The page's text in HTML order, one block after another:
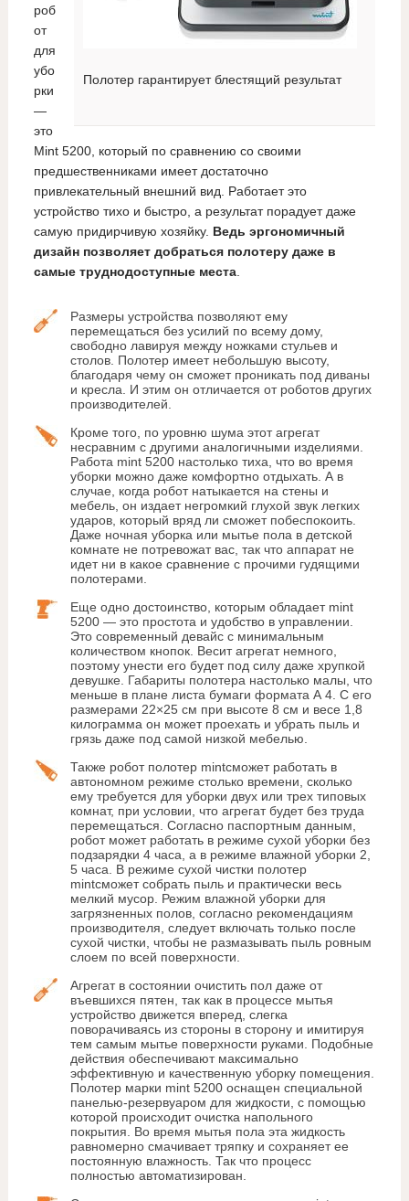
Полотер гарантирует блестящий результат
роб
от
для
убо
рки
—
это
Mint 5200, который по сравнению со своими
предшественниками имеет достаточно
привлекательный внешний вид. Работает это
устройство тихо и быстро, а результат порадует даже
самую придирчивую хозяйку. Ведь эргономичный
дизайн позволяет добраться полотеру даже в
самые труднодоступные места.
Размеры устройства позволяют ему
перемещаться без усилий по всему дому,
свободно лавируя между ножками стульев и
столов. Полотер имеет небольшую высоту,
благодаря чему он сможет проникать под диваны
и кресла. И этим он отличается от роботов других
производителей.
Кроме того, по уровню шума этот агрегат
несравним с другими аналогичными изделиями.
Работа mint 5200 настолько тиха, что во время
уборки можно даже комфортно отдыхать. А в
случае, когда робот натыкается на стены и
мебель, он издает негромкий глухой звук легких
ударов, который вряд ли сможет побеспокоить.
Даже ночная уборка или мытье пола в детской
комнате не потревожат вас, так что аппарат не
идет ни в какое сравнение с прочими гудящими
полотерами.
Еще одно достоинство, которым обладает mint
5200 — это простота и удобство в управлении.
Это современный девайс с минимальным
количеством кнопок. Весит агрегат немного,
поэтому унести его будет под силу даже хрупкой
девушке. Габариты полотера настолько малы, что
меньше в плане листа бумаги формата А 4. С его
размерами 22×25 см при высоте 8 см и весе 1,8
килограмма он может проехать и убрать пыль и
грязь даже под самой низкой мебелью.
Также робот полотер mintсможет работать в
автономном режиме столько времени, сколько
ему требуется для уборки двух или трех типовых
комнат, при условии, что агрегат будет без труда
перемещаться. Согласно паспортным данным,
робот может работать в режиме сухой уборки без
подзарядки 4 часа, а в режиме влажной уборки 2,
5 часа. В режиме сухой чистки полотер
mintсможет собрать пыль и практически весь
мелкий мусор. Режим влажной уборки для
загрязненных полов, согласно рекомендациям
производителя, следует включать только после
сухой чистки, чтобы не размазывать пыль ровным
слоем по всей поверхности.
Агрегат в состоянии очистить пол даже от
въевшихся пятен, так как в процессе мытья
устройство движется вперед, слегка
поворачиваясь из стороны в сторону и имитируя
тем самым мытье поверхности руками. Подобные
действия обеспечивают максимально
эффективную и качественную уборку помещения.
Полотер марки mint 5200 оснащен специальной
панелью-резервуаром для жидкости, с помощью
которой происходит очистка напольного
покрытия. Во время мытья пола эта жидкость
равномерно смачивает тряпку и сохраняет ее
постоянную влажность. Так что процесс
полностью автоматизирован.